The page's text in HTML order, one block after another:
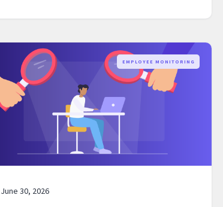
EMPLOYEE MONITORING
June 30, 2026